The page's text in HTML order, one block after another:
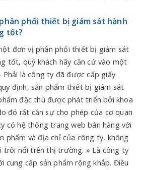
phối thiết bị giám sát hành
tốt?
đơn vị phân phối thiết bị giám sát
tốt, quý khách hãy căn cứ vào một
Phải là công ty đã được cấp giấy
định, sản phẩm thiết bị giám sát
đặc thù được phát triển bởi khoa
đó rất cần sự cho phép của cơ quan
có hệ thống trang web bán hàng với
phẩm và địa chỉ của công ty, không
trôi nổi trên thị trường. » Là công ty
cung cấp sản phẩm rộng khắp. Điều